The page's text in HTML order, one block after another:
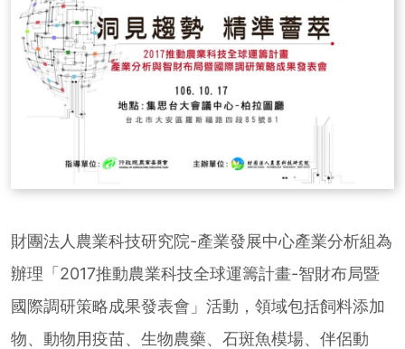
財團法人農業科技研究院-產業發展中心產業分析組為
辦理「2017推動農業科技全球運籌計畫-智財布局暨
國際調研策略成果發表會」活動，領域包括飼料添加
物、動物用疫苗、生物農藥、石斑魚模場、伴侶動